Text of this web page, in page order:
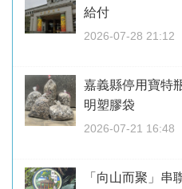
給付
2026-07-28 21:12
嘉義縣停用寶特
明塑膠袋
2026-07-21 16:48
「向山而聚」